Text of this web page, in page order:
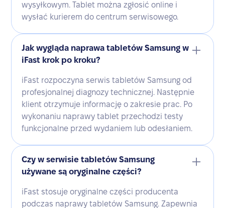
wysyłkowym. Tablet można zgłosić online i
wysłać kurierem do centrum serwisowego.
Jak wygląda naprawa tabletów Samsung w
iFast krok po kroku?
iFast rozpoczyna serwis tabletów Samsung od
profesjonalnej diagnozy technicznej. Następnie
klient otrzymuje informację o zakresie prac. Po
wykonaniu naprawy tablet przechodzi testy
funkcjonalne przed wydaniem lub odesłaniem.
Czy w serwisie tabletów Samsung
używane są oryginalne części?
iFast stosuje oryginalne części producenta
podczas naprawy tabletów Samsung. Zapewnia